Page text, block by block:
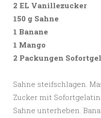
2 EL Vanillezucker
150 g Sahne
1 Banane
1 Mango
2 Packungen
Sahne steifschlagen.
Zucker mit
Sahne unterheben.